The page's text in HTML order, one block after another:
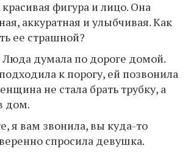
фигура и лицо. Она
аккуратная и улыбчивая. Как
ее страшной?
думала по дороге домой.
к порогу, ей позвонила
не стала брать трубку, а
дом.
я вам звонила, вы куда-то
спросила девушка.